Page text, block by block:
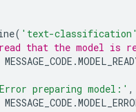
( 'text-
that the model is
MESSAGE_CODE .
preparing model:' ,
MESSAGE_CODE .